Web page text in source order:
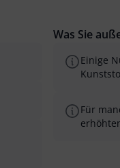
Was Sie
Einige
Für